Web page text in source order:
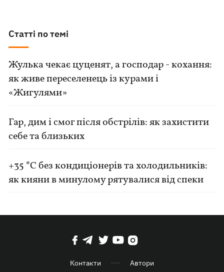
Статті по темі
Жулька чекає цуценят, а господар - кохання:
як живе переселенець із курами і
«Жигулями»
Гар, дим і смог після обстрілів: як захистити
себе та близьких
+35 °C без кондиціонерів та холодильників:
як кияни в минулому рятувалися від спеки
Контакти Автори